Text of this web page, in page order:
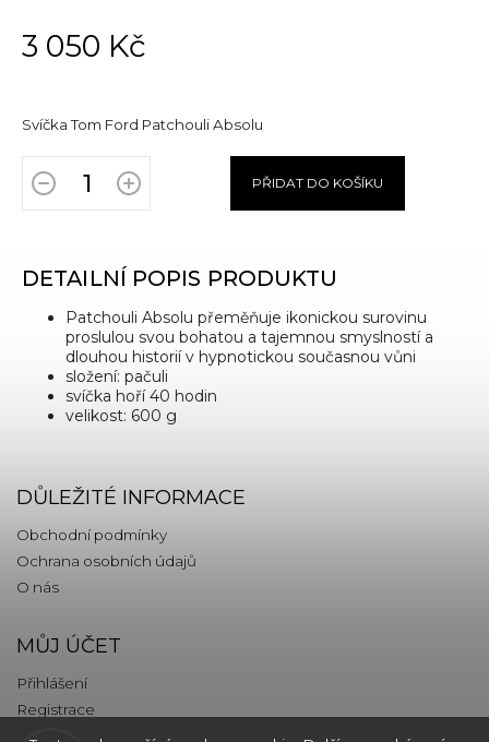
3 050 Kč
PŘIDAT DO KOŠÍKU
Svíčka Tom Ford Patchouli Absolu
DETAILNÍ POPIS PRODUKTU
Patchouli Absolu přeměňuje ikonickou surovinu
proslulou svou bohatou a tajemnou smyslností a
dlouhou historií v hypnotickou současnou vůni
složení: pačuli
svíčka hoří 40 hodin
velikost: 600 g
DŮLEŽITÉ INFORMACE
Obchodní podmínky
Ochrana osobních údajů
O nás
MŮJ ÚČET
Přihlášení
Registrace